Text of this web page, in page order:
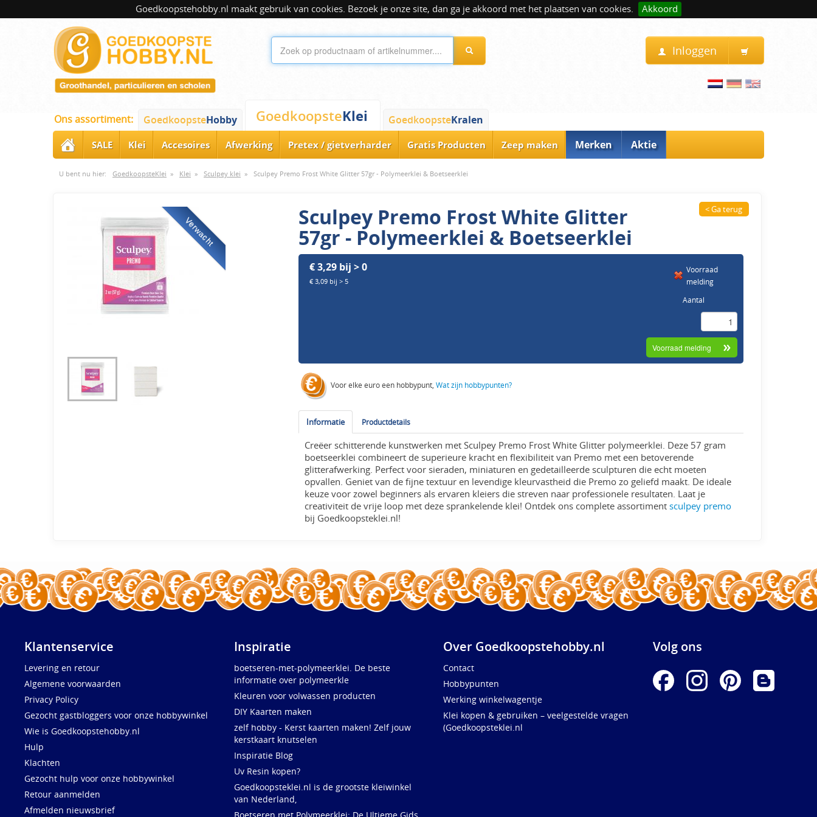
Goedkoopstehobby.nl maakt gebruik van cookies. Bezoek je onze site, dan ga je akkoord met het plaatsen van cookies. Akkoord
Inloggen
Ons assortiment: GoedkoopsteHobby GoedkoopsteKlei GoedkoopsteKralen
SALE Klei Accesoires Afwerking Pretex / gietverharder Gratis Producten Zeep maken Merken Aktie
U bent nu hier: GoedkoopsteKlei » Klei » Sculpey klei » Sculpey Premo Frost White Glitter 57gr - Polymeerklei & Boetseerklei
Verwacht Sculpey Premo Frost White Glitter
57gr - Polymeerklei & Boetseerklei
< Ga terug
€ 3,29 bij > 0
€ 3,09 bij > 5
Voorraad
melding
Aantal
Voor elke euro een hobbypunt,Wat zijn hobbypunten?
Informatie Productdetails
Creëer schitterende kunstwerken met Sculpey Premo Frost White Glitter polymeerklei. Deze 57 gram
boetseerklei combineert de superieure kracht en flexibiliteit van Premo met een betoverende
glitterafwerking. Perfect voor sieraden, miniaturen en gedetailleerde sculpturen die echt moeten
opvallen. Geniet van de fijne textuur en levendige kleurvastheid die Premo zo geliefd maakt. De ideale
keuze voor zowel beginners als ervaren kleiers die streven naar professionele resultaten. Laat je
creativiteit de vrije loop met deze sprankelende klei! Ontdek ons complete assortimentsculpey premo
bij Goedkoopsteklei.nl!
Klantenservice
Levering en retour
Algemene voorwaarden
Privacy Policy
Gezocht gastbloggers voor onze hobbywinkel
Wie is Goedkoopstehobby.nl
Hulp
Klachten
Gezocht hulp voor onze hobbywinkel
Retour aanmelden
Afmelden nieuwsbrief
Inspiratie
boetseren-met-polymeerklei. De beste
informatie over polymeerkle
Kleuren voor volwassen producten
DIY Kaarten maken
zelf hobby - Kerst kaarten maken! Zelf jouw
kerstkaart knutselen
Inspiratie Blog
Uv Resin kopen?
Goedkoopsteklei.nl is de grootste kleiwinkel
van Nederland,
Over Goedkoopstehobby.nl
Contact
Hobbypunten
Werking winkelwagentje
Klei kopen & gebruiken – veelgestelde vragen
(Goedkoopsteklei.nl
Volg ons